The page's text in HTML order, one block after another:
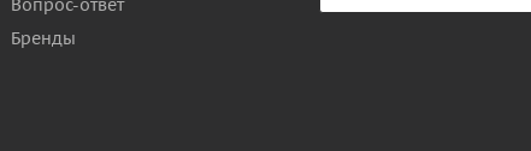
Вопрос-ответ
Бренды